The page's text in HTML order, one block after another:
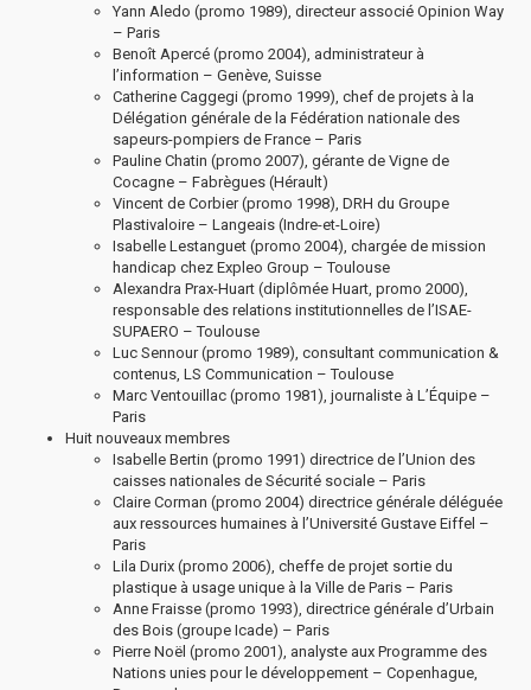
Yann Aledo (promo 1989), directeur associé Opinion Way
– Paris
Benoît Apercé (promo 2004), administrateur à
l’information – Genève, Suisse
Catherine Caggegi (promo 1999), chef de projets à la
Délégation générale de la Fédération nationale des
sapeurs-pompiers de France – Paris
Pauline Chatin (promo 2007), gérante de Vigne de
Cocagne – Fabrègues (Hérault)
Vincent de Corbier (promo 1998), DRH du Groupe
Plastivaloire – Langeais (Indre-et-Loire)
Isabelle Lestanguet (promo 2004), chargée de mission
handicap chez Expleo Group – Toulouse
Alexandra Prax-Huart (diplômée Huart, promo 2000),
responsable des relations institutionnelles de l’ISAE-
SUPAERO – Toulouse
Luc Sennour (promo 1989), consultant communication &
contenus, LS Communication – Toulouse
Marc Ventouillac (promo 1981), journaliste à L’Équipe –
Paris
Huit nouveaux membres
Isabelle Bertin (promo 1991) directrice de l’Union des
caisses nationales de Sécurité sociale – Paris
Claire Corman (promo 2004) directrice générale déléguée
aux ressources humaines à l’Université Gustave Eiffel –
Paris
Lila Durix (promo 2006), cheffe de projet sortie du
plastique à usage unique à la Ville de Paris – Paris
Anne Fraisse (promo 1993), directrice générale d’Urbain
des Bois (groupe Icade) – Paris
Pierre Noël (promo 2001), analyste aux Programme des
Nations unies pour le développement – Copenhague,